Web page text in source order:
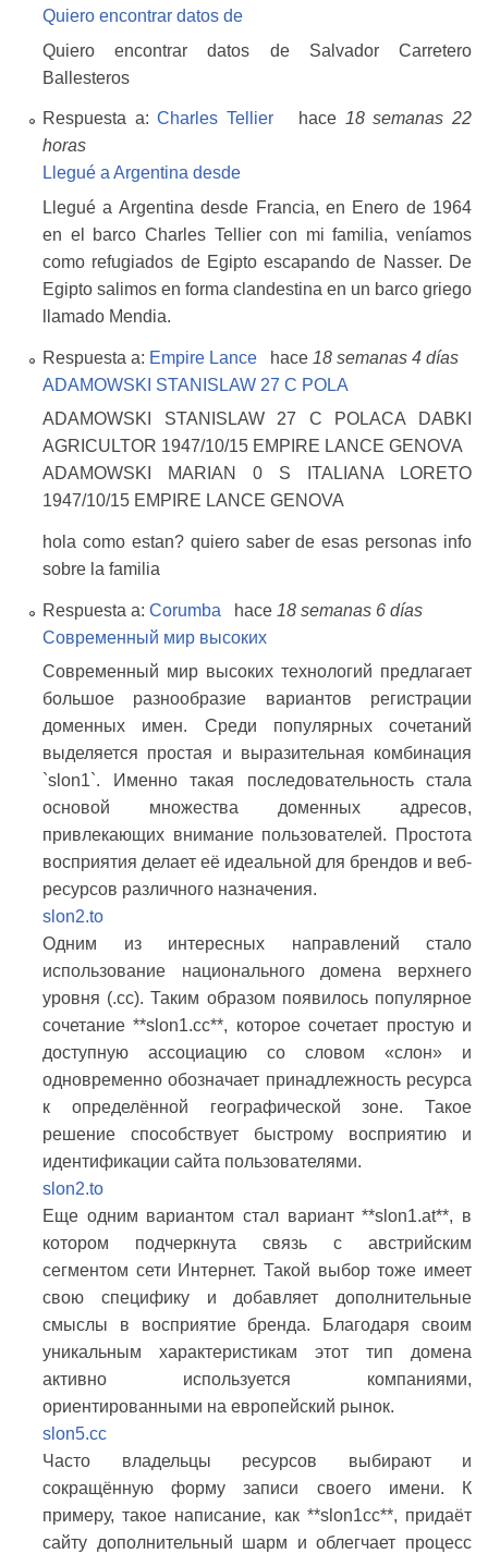
Quiero encontrar datos de
Quiero encontrar datos de Salvador Carretero
Ballesteros
Respuesta a:Charles Tellier hace 18 semanas 22
horas
Llegué a Argentina desde
Llegué a Argentina desde Francia, en Enero de 1964
en el barco Charles Tellier con mi familia, veníamos
como refugiados de Egipto escapando de Nasser. De
Egipto salimos en forma clandestina en un barco griego
llamado Mendia.
Respuesta a: Empire Lance hace 18 semanas 4 días
ADAMOWSKI STANISLAW 27 C POLA
ADAMOWSKI STANISLAW 27 C POLACA DABKI
AGRICULTOR 1947/10/15 EMPIRE LANCE GENOVA
ADAMOWSKI MARIAN 0 S ITALIANA LORETO
1947/10/15 EMPIRE LANCE GENOVA
hola como estan? quiero saber de esas personas info
sobre la familia
Respuesta a: Corumba hace 18 semanas 6 días
Современный мир высоких
Современный мир высоких технологий предлагает
большое разнообразие вариантов регистрации
доменных имен. Среди популярных сочетаний
выделяется простая и выразительная комбинация
`slon1`. Именно такая последовательность стала
основой множества доменных адресов,
привлекающих внимание пользователей. Простота
восприятия делает её идеальной для брендов и веб-
ресурсов различного назначения.
slon2.to
Одним из интересных направлений стало
использование национального домена верхнего
уровня (.cc). Таким образом появилось популярное
сочетание **slon1.cc**, которое сочетает простую и
доступную ассоциацию со словом «слон» и
одновременно обозначает принадлежность ресурса
к определённой географической зоне. Такое
решение способствует быстрому восприятию и
идентификации сайта пользователями.
slon2.to
Еще одним вариантом стал вариант **slon1.at**, в
котором подчеркнута связь с австрийским
сегментом сети Интернет. Такой выбор тоже имеет
свою специфику и добавляет дополнительные
смыслы в восприятие бренда. Благодаря своим
уникальным характеристикам этот тип домена
активно используется компаниями,
ориентированными на европейский рынок.
slon5.cc
Часто владельцы ресурсов выбирают и
сокращённую форму записи своего имени. К
примеру, такое написание, как **slon1cc**, придаёт
сайту дополнительный шарм и облегчает процесс